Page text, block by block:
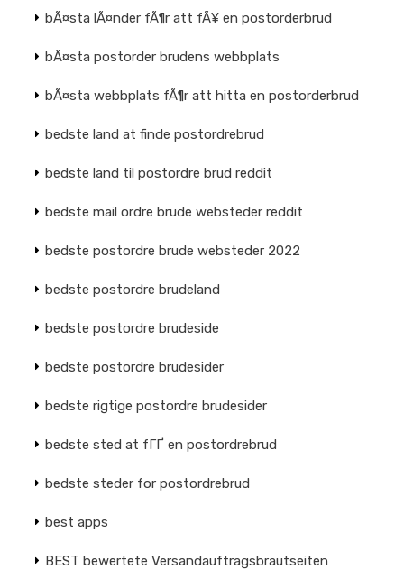
bÃ¤sta lÃ¤nder fÃ¶r att fÃ¥ en postorderbrud
bÃ¤sta postorder brudens webbplats
bÃ¤sta webbplats fÃ¶r att hitta en postorderbrud
bedste land at finde postordrebrud
bedste land til postordre brud reddit
bedste mail ordre brude websteder reddit
bedste postordre brude websteder 2022
bedste postordre brudeland
bedste postordre brudeside
bedste postordre brudesider
bedste rigtige postordre brudesider
bedste sted at fГҐ en postordrebrud
bedste steder for postordrebrud
best apps
BEST bewertete Versandauftragsbrautseiten